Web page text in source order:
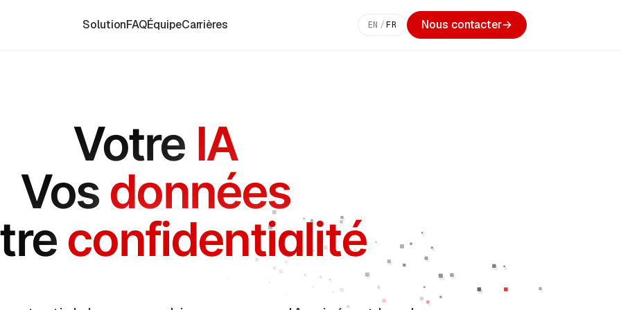
SolutionFAQÉquipeCarrières EN / FR Nous contacter→
Votre IA
Vosdonnées
confidentialité